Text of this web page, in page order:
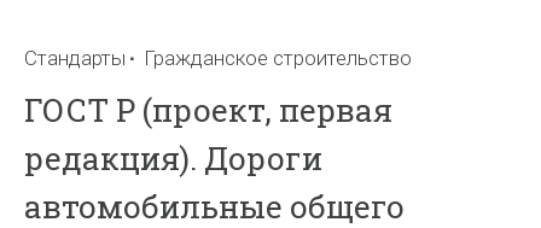
Стандарты Гражданское строительство
ГОСТ Р (проект, первая
редакция). Дороги
автомобильные общего